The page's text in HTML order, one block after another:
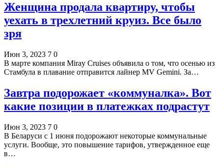
Женщина продала квартиру, чтобы
уехать в трехлетний круиз. Все было
зря
Июн 3, 2023 7 0
В марте компания Miray Cruises объявила о том, что осенью из
Стамбула в плавание отправится лайнер MV Gemini. За…
Завтра подорожает «коммуналка». Вот
какие позиции в платежках подрастут
Июн 3, 2023 7 0
В Беларуси с 1 июня подорожают некоторые коммунальные
услуги. Вообще, это повышение тарифов, утвержденное еще
в…